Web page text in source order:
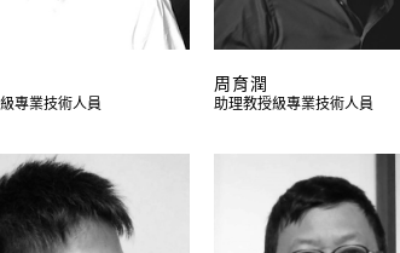
專業技術人員
周育潤
助理教授級專業技術人員